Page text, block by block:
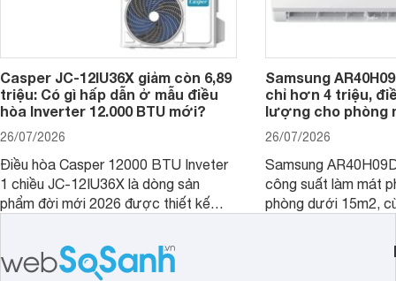
Casper JC-12IU36X giảm còn 6,89
triệu: Có gì hấp dẫn ở mẫu điều
hòa Inverter 12.000 BTU mới?
26/07/2026
Điều hòa Casper 12000 BTU Inveter
1 chiều JC-12IU36X là dòng sản
phẩm đời mới 2026 được thiết kế
sở hữu khả năng làm mát tốt mà còn
có giá bán rất hợp lý.
Samsung
chỉ hơn 4 triệu,
lượng cho phòng
26/07/2026
Samsung
công suất làm mát
phòng dưới 15m2,
phòng ngủ, phòng